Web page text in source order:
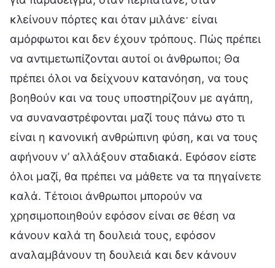
κλείνουν πόρτες και όταν μιλάνε· είναι
αμόρφωτοι και δεν έχουν τρόπους. Πώς πρέπει
να αντιμετωπίζονται αυτοί οι άνθρωποι; Θα
πρέπει όλοι να δείχνουν κατανόηση, να τους
βοηθούν και να τους υποστηρίζουν με αγάπη,
να συναναστρέφονται μαζί τους πάνω στο τι
είναι η κανονική ανθρώπινη φύση, και να τους
αφήνουν ν’ αλλάξουν σταδιακά. Εφόσον είστε
όλοι μαζί, θα πρέπει να μάθετε να τα πηγαίνετε
καλά. Τέτοιοι άνθρωποι μπορούν να
χρησιμοποιηθούν εφόσον είναι σε θέση να
κάνουν καλά τη δουλειά τους, εφόσον
αναλαμβάνουν τη δουλειά και δεν κάνουν